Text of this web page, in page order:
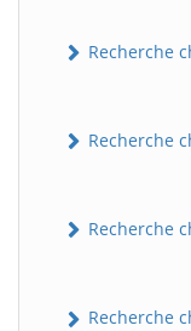
Recherche
Recherche
Recherche
Recherche